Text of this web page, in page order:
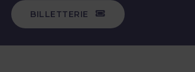
BILLETTERIE